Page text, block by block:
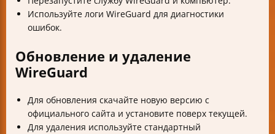
Используйте логи WireGuard для диагностики
ошибок.
Обновление и удаление
WireGuard
Для обновления скачайте новую версию с
официального сайта и установите поверх текущей.
Для удаления используйте стандартный